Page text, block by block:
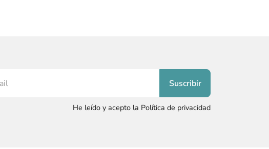
He leído y acepto la Política de privacidad